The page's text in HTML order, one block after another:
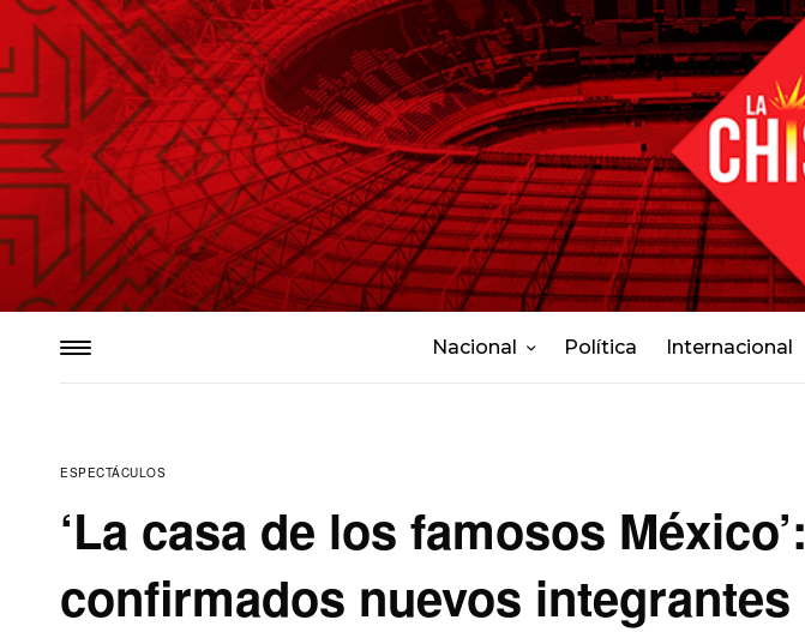
Nacional Política Internacional
ESPECTÁCULOS
‘La casa de los famosos México’:
confirmados nuevos integrantes